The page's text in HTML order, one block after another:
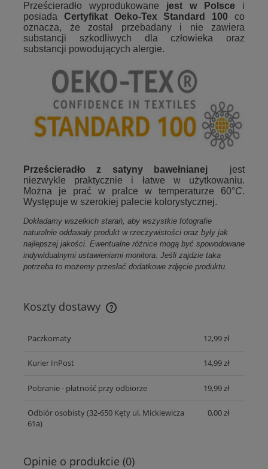
Prześcieradło wyprodukowane jest w Polsce i
posiada Certyfikat Oeko-Tex Standard 100 co
oznacza, że został przebadany i nie zawiera
substancji szkodliwych dla człowieka oraz
substancji powodujących alergie.
Prześcieradło z satyny bawełnianej jest
niezwykle praktycznie i łatwe w użytkowaniu.
Można je prać w pralce w temperaturze 60°C.
Występuje w szerokiej palecie kolorystycznej.
Dokładamy wszelkich starań, aby wszystkie fotografie
naturalnie oddawały produkt w rzeczywistości oraz były jak
najlepszej jakości. Ewentualne różnice mogą być spowodowane
indywidualnymi ustawieniami monitora. Jeśli zajdzie taka
potrzeba to możemy przesłać dodatkowe zdjęcie produktu.
Koszty dostawy
Cena nie zawiera ewentualnych kosztów płatności
Paczkomaty 12,99 zł
Kurier InPost 14,99 zł
Pobranie - płatność przy odbiorze 19,99 zł
Odbiór osobisty(32-650 Kęty ul. Mickiewicza
61a)
0,00 zł
Opinie o produkcie (0)